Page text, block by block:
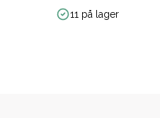
11 på lager